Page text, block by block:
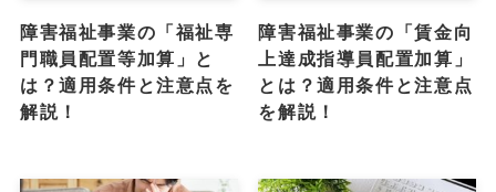
障害福祉事業の「福祉専
門職員配置等加算」と
は？適用条件と注意点を
解説！
障害福祉事業の「賃金向
上達成指導員配置加算」
とは？適用条件と注意点
を解説！